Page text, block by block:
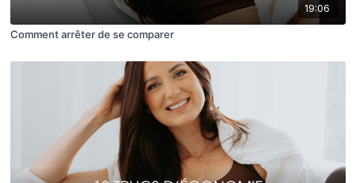
19:06
Comment arrêter de se comparer